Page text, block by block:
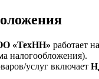
«ТехНН» работает
налогообложения).
услуг включает